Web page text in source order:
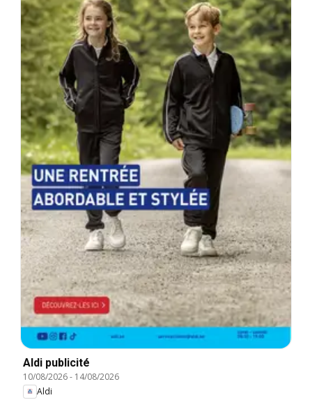
Aldi publicité
10/08/2026- 14/08/2026
Aldi